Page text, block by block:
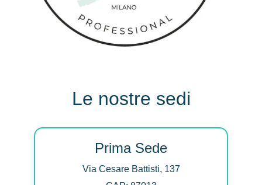
Le nostre sedi
Prima Sede
Via Cesare Battisti, 137